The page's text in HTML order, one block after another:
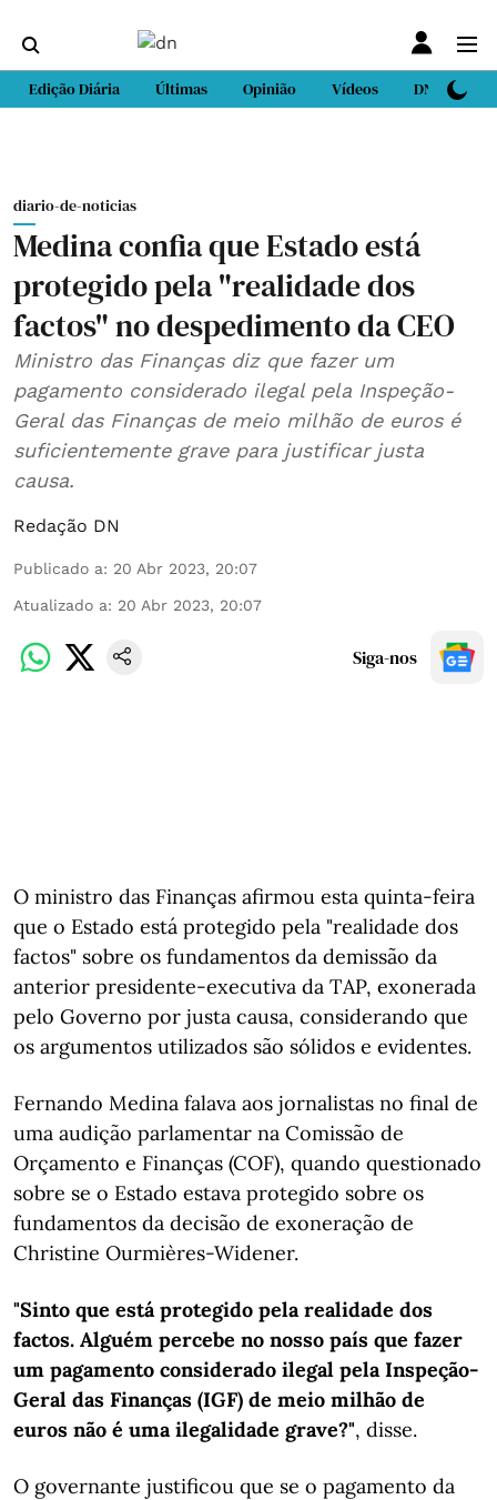
Edição Diária Últimas Opinião Vídeos DN Sport
diario-de-noticias
Medina confia que Estado está
protegido pela "realidade dos
factos" no despedimento da CEO
Ministro das Finanças diz que fazer um
pagamento considerado ilegal pela Inspeção-
Geral das Finanças de meio milhão de euros é
suficientemente grave para justificar justa
causa.
Redação DN
Publicado a: 20 Abr 2023, 20:07
Atualizado a: 20 Abr 2023, 20:07
Siga-nos
O ministro das Finanças afirmou esta quinta-feira
que o Estado está protegido pela "realidade dos
factos" sobre os fundamentos da demissão da
anterior ​​​​​​​presidente-executiva da TAP, exonerada
pelo Governo por justa causa, considerando que
os argumentos utilizados são sólidos e evidentes.
Fernando Medina falava aos jornalistas no final de
uma audição parlamentar na Comissão de
Orçamento e Finanças (COF), quando questionado
sobre se o Estado estava protegido sobre os
fundamentos da decisão de exoneração de
Christine Ourmières-Widener.
"Sinto que está protegido pela realidade dos
factos. Alguém percebe no nosso país que fazer
um pagamento considerado ilegal pela Inspeção-
Geral das Finanças (IGF) de meio milhão de
euros não é uma ilegalidade grave?", disse.
O governante justificou que se o pagamento da